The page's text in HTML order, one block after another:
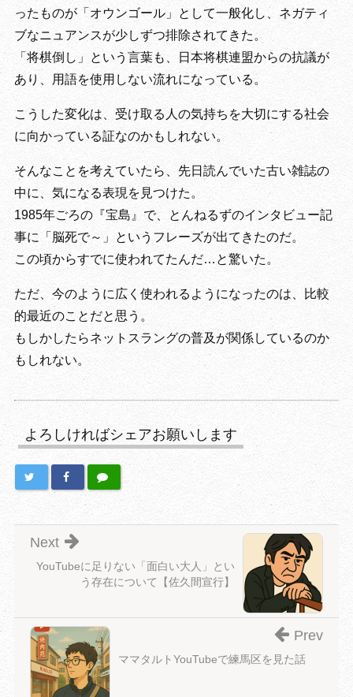
ったものが「オウンゴール」として一般化し、ネガティ
ブなニュアンスが少しずつ排除されてきた。
「将棋倒し」という言葉も、日本将棋連盟からの抗議が
あり、用語を使用しない流れになっている。
こうした変化は、受け取る人の気持ちを大切にする社会
に向かっている証なのかもしれない。
そんなことを考えていたら、先日読んでいた古い雑誌の
中に、気になる表現を見つけた。
1985年ごろの『宝島』で、とんねるずのインタビュー記
事に「脳死で～」というフレーズが出てきたのだ。
この頃からすでに使われてたんだ…と驚いた。
ただ、今のように広く使われるようになったのは、比較
的最近のことだと思う。
もしかしたらネットスラングの普及が関係しているのか
もしれない。
よろしければシェアお願いします
YouTubeに足りない「面白い大人」とい
う存在について【佐久間宣行】
Next
ママタルトYouTubeで練馬区を見た話
Prev